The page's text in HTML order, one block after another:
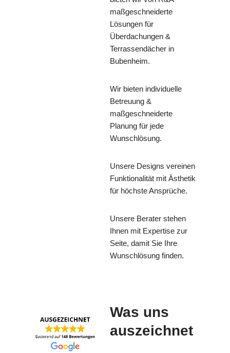
maßgeschneiderte
Lösungen für
Überdachungen &
Terrassendächer in
Bubenheim.
Wir bieten individuelle
Betreuung &
maßgeschneiderte
Planung für jede
Wunschlösung.
Unsere Designs vereinen
Funktionalität mit Ästhetik
für höchste Ansprüche.
Unsere Berater stehen
Ihnen mit Expertise zur
Seite, damit Sie Ihre
Wunschlösung finden.
Was uns
auszeichnet